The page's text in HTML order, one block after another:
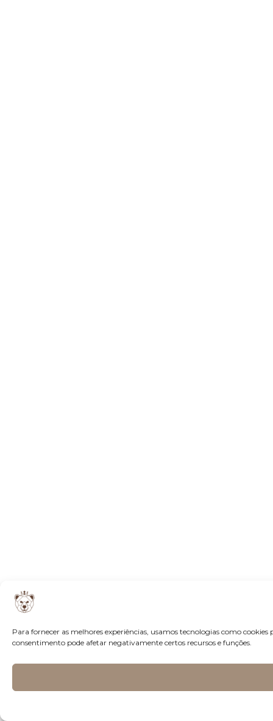
Para fornecer as melhores experiências, usamos tecnologias como
consentimento pode afetar negativamente certos recursos e funções.